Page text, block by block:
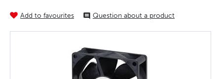
Add to favourites Question about a product